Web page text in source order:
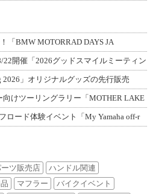
「BMW MOTORRAD DAYS JA
22開催「2026グッドスマイルミーティン
2026」オリジナルグッズの先行販売
けツーリングラリー「MOTHER LAKE
ロード体験イベント「My Yamaha off-r
ツ販売店
ハンドル関連
マフラー
バイクイベント